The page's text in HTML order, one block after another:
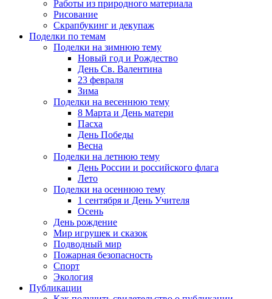
Работы из природного материала
Рисование
Скрапбукинг и декупаж
Поделки по темам
Поделки на зимнюю тему
Новый год и Рождество
День Св. Валентина
23 февраля
Зима
Поделки на весеннюю тему
8 Марта и День матери
Пасха
День Победы
Весна
Поделки на летнюю тему
День России и российского флага
Лето
Поделки на осеннюю тему
1 сентября и День Учителя
Осень
День рождение
Мир игрушек и сказок
Подводный мир
Пожарная безопасность
Спорт
Экология
Публикации